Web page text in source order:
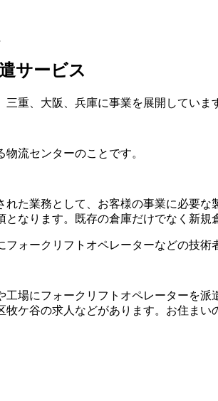
サービス
重、大阪、兵庫に事業を展開していま
流センターのことです。
た業務として、お客様の事業に必要
なります。既存の倉庫だけでなく新
ォークリフトオペレーターなどの技術
場にフォークリフトオペレーターを
ケ谷の求人などがあります。お住まい